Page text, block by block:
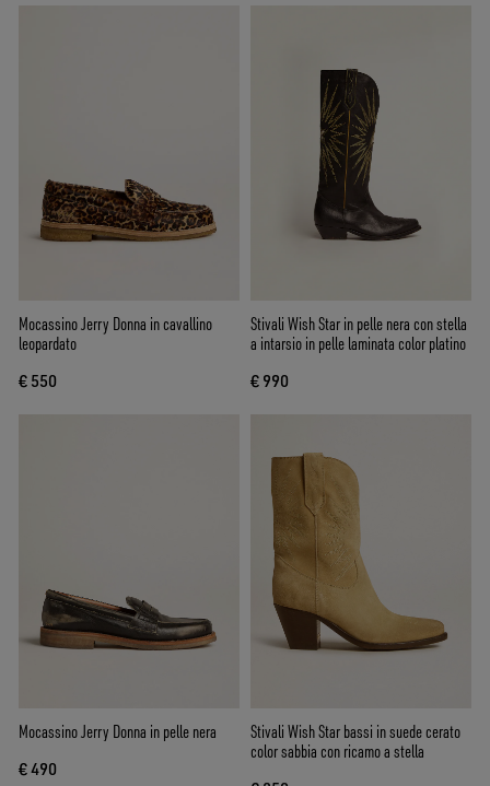
Mocassino Jerry Donna in cavallino
leopardato
€ 550
Stivali Wish Star in pelle nera con stella
a intarsio in pelle laminata color platino
€ 990
Mocassino Jerry Donna in pelle nera
€ 490
Stivali Wish Star bassi in suede cerato
color sabbia con ricamo a stella